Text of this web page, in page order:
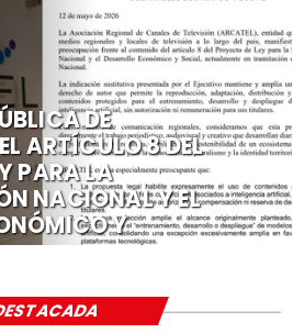
DE
ARTÍCULO 8 DEL
PARA LA
NACIONAL Y EL
Y